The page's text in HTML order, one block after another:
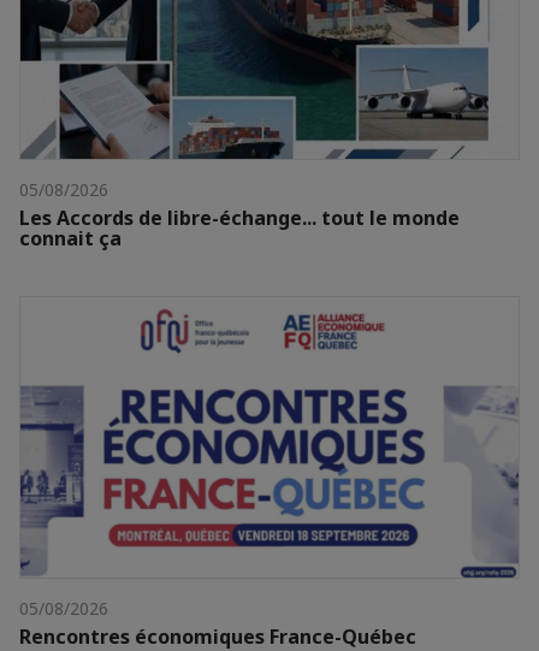
05/08/2026
Les Accords de libre-échange... tout le monde
connait ça
05/08/2026
Rencontres économiques France-Québec